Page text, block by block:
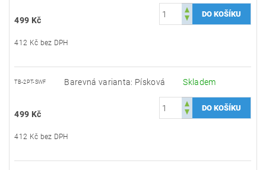
499 Kč
412 Kč bez DPH
TB-2PT-SWF Barevná varianta: Písková Skladem
499 Kč
412 Kč bez DPH